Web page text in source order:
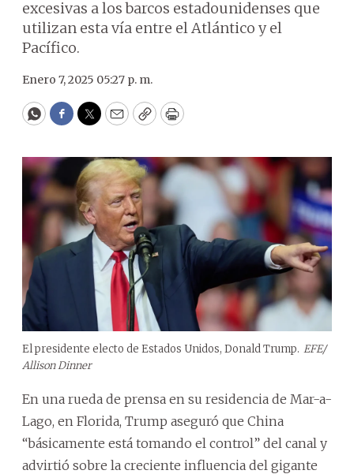
excesivas a los barcos estadounidenses que
utilizan esta vía entre el Atlántico y el
Pacífico.
Enero 7, 2025 05:27 p. m.
WhatsApp
Facebook
Twitter
EmailCopyPrint
El presidente electo de Estados Unidos, Donald Trump. EFE/
Allison Dinner
En una rueda de prensa en su residencia de Mar-a-
Lago, en Florida, Trump aseguró que China
“básicamente está tomando el control” del canal y
advirtió sobre la creciente influencia del gigante